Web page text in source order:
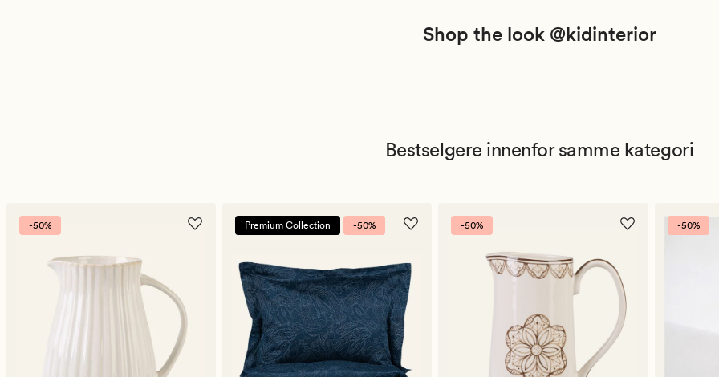
Shop the look @kidinterior
Bestselgere innenfor samme kategori
-50% Premium Collection -50% -50% -50%